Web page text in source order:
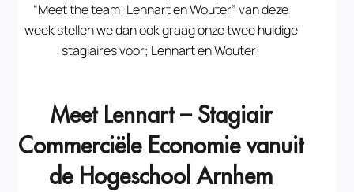
“Meet the team: Lennart en Wouter” van deze
week stellen we dan ook graag onze twee huidige
stagiaires voor; Lennart en Wouter!
Meet Lennart – Stagiair
Commerciële Economie vanuit
de Hogeschool Arnhem